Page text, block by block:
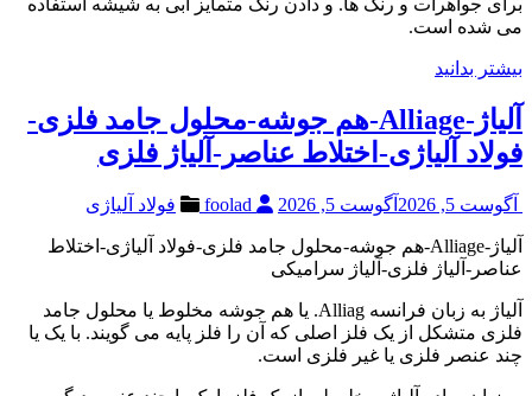
برای جواهرات و رنگ ها. و دادن رنگ متمایز آبی به شیشه استفاده
می شده است.
بیشتر بدانید
آلیاژ-Alliage-هم جوشه-محلول جامد فلزی-
فولاد آلیاژی-اختلاط عناصر-آلیاژ فلزی
آگوست 5, 2026 آگوست 5, 2026 فولاد آلیاژی
آلیاژ-Alliage-هم جوشه-محلول جامد فلزی-فولاد آلیاژی-اختلاط
عناصر-آلیاژ فلزی-آلیاژ سرامیکی
آلیاژ به زبان فرانسه Alliag. یا هم جوشه مخلوط یا محلول جامد
فلزی متشکل از یک فلز اصلی که آن را فلز پایه می گویند. با یک یا
چند عنصر فلزی یا غیر فلزی است.